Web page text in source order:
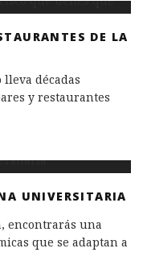
DE LA
décadas
y restaurantes
UNIVERSITARIA
encontrarás una
que se adaptan a